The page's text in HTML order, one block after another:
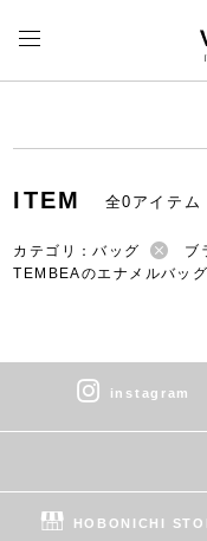
ITEM 全0アイテム
カテゴリ：バッグ
ブ
TEMBEAのエナメルバッグ
instagram
HOBONICHI